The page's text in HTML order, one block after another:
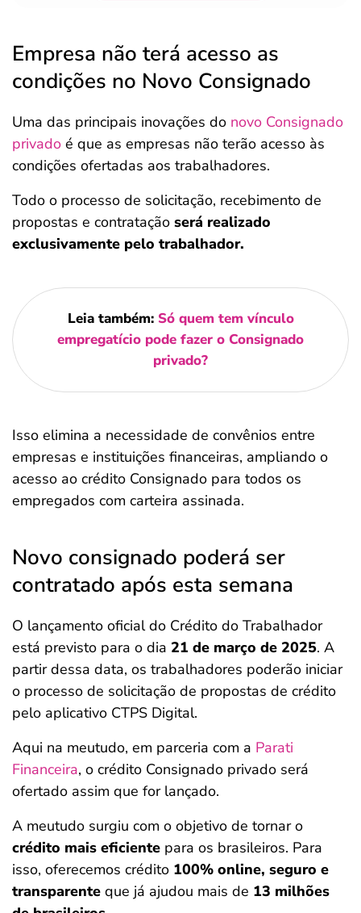
Empresa não terá acesso as
condições no Novo Consignado
Uma das principais inovações do novo Consignado
privado é que as empresas não terão acesso às
condições ofertadas aos trabalhadores.
Todo o processo de solicitação, recebimento de
propostas e contratação será realizado
exclusivamente pelo trabalhador.
Leia também: Só quem tem vínculo
empregatício pode fazer o Consignado
privado?
Isso elimina a necessidade de convênios entre
empresas e instituições financeiras, ampliando o
acesso ao crédito Consignado para todos os
empregados com carteira assinada.
Novo consignado poderá ser
contratado após esta semana
O lançamento oficial do Crédito do Trabalhador
está previsto para o dia 21 de março de 2025. A
partir dessa data, os trabalhadores poderão iniciar
o processo de solicitação de propostas de crédito
pelo aplicativo CTPS Digital.
Aqui na meutudo, em parceria com a Parati
Financeira, o crédito Consignado privado será
ofertado assim que for lançado.
A meutudo surgiu com o objetivo de tornar o
crédito mais eficiente para os brasileiros. Para
isso, oferecemos crédito 100% online, seguro e
transparente que já ajudou mais de 13 milhões